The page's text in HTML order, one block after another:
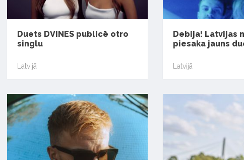
Duets DVINES publicē otro
singlu
Latvijā
Debija! Latvijas
piesaka jauns
Latvijā